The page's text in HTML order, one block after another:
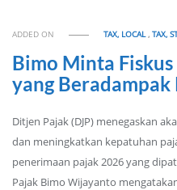
ADDED ON TAX, LOCAL,TAX,
Bimo Minta Fiskus
yang Beradampak
Ditjen Pajak (DJP) menegaskan
dan meningkatkan kepatuhan
penerimaan pajak 2026 yang
Pajak Bimo Wijayanto